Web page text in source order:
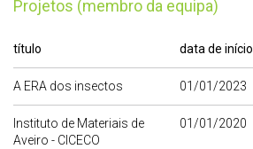
Projetos (membro da equipa)
título data de início
A ERA dos insectos 01/01/2023
Instituto de Materiais de
Aveiro - CICECO
01/01/2020